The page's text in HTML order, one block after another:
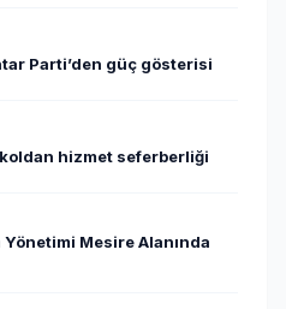
Parti’den güç gösterisi
hizmet seferberliği
Mesire Alanında